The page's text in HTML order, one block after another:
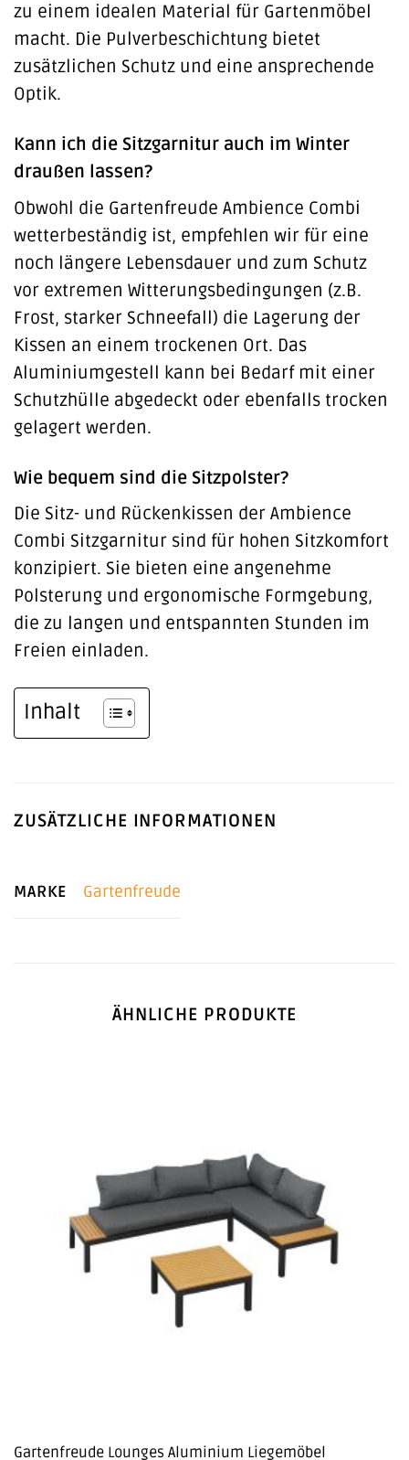
zu einem idealen Material für Gartenmöbel
macht. Die Pulverbeschichtung bietet
zusätzlichen Schutz und eine ansprechende
Optik.
Kann ich die Sitzgarnitur auch im Winter
draußen lassen?
Obwohl die Gartenfreude Ambience Combi
wetterbeständig ist, empfehlen wir für eine
noch längere Lebensdauer und zum Schutz
vor extremen Witterungsbedingungen (z.B.
Frost, starker Schneefall) die Lagerung der
Kissen an einem trockenen Ort. Das
Aluminiumgestell kann bei Bedarf mit einer
Schutzhülle abgedeckt oder ebenfalls trocken
gelagert werden.
Wie bequem sind die Sitzpolster?
Die Sitz- und Rückenkissen der Ambience
Combi Sitzgarnitur sind für hohen Sitzkomfort
konzipiert. Sie bieten eine angenehme
Polsterung und ergonomische Formgebung,
die zu langen und entspannten Stunden im
Freien einladen.
Inhalt
ZUSÄTZLICHE INFORMATIONEN
MARKE Gartenfreude
ÄHNLICHE PRODUKTE
Gartenfreude Lounges Aluminium Liegemöbel